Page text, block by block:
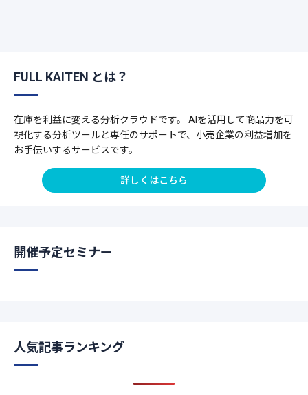
FULL KAITEN とは？
在庫を利益に変える分析クラウドです。 AIを活用して商品力を可
視化する分析ツールと専任のサポートで、小売企業の利益増加を
お手伝いするサービスです。
詳しくはこちら
開催予定セミナー
人気記事ランキング